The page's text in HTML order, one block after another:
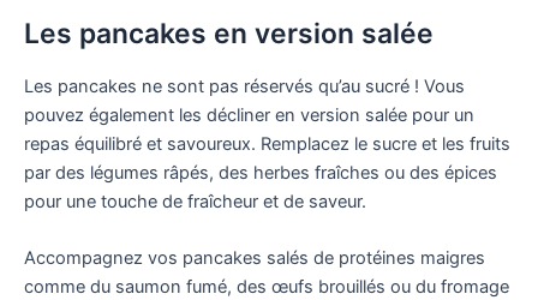
Les pancakes en version salée
Les pancakes ne sont pas réservés qu’au sucré ! Vous
pouvez également les décliner en version salée pour un
repas équilibré et savoureux. Remplacez le sucre et les fruits
par des légumes râpés, des herbes fraîches ou des épices
pour une touche de fraîcheur et de saveur.
Accompagnez vos pancakes salés de protéines maigres
comme du saumon fumé, des œufs brouillés ou du fromage